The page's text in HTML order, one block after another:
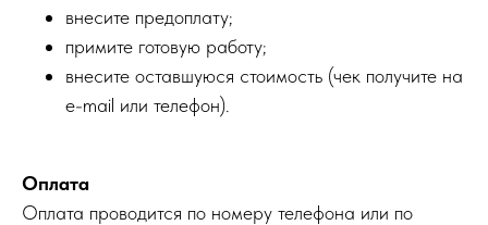
внесите предоплату;
примите готовую работу;
внесите оставшуюся стоимость (чек получите на
e-mail или телефон).
Оплата
Оплата проводится по номеру телефона или по